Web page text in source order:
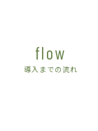
flow
導入までの流れ